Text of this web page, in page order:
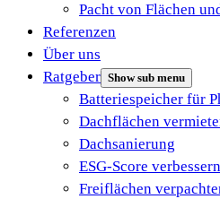
Pacht von Flächen
Referenzen
Über uns
Ratgeber Show sub menu
Batteriespeicher für
Dachflächen
Dachsanierung
ESG-Score
Freiflächen